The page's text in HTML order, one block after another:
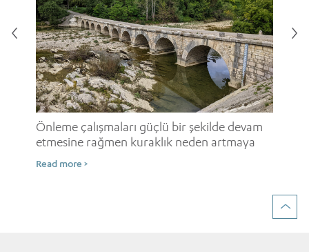
Önleme çalışmaları güçlü bir şekilde devam
etmesine rağmen kuraklık neden artmaya
devam ediyor?
Read more >